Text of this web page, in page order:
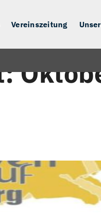
Vereinszeitung